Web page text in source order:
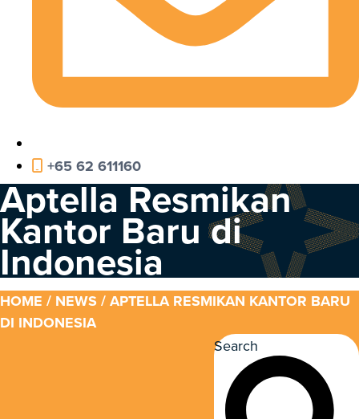
+65 62 611160
Aptella Resmikan
Kantor Baru di
Indonesia
HOME / NEWS/ APTELLA RESMIKAN KANTOR BARU
DI INDONESIA
Search